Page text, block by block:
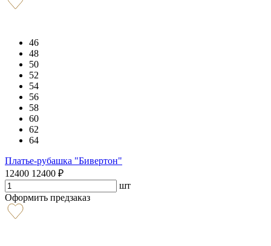
46
48
50
52
54
56
58
60
62
64
Платье-рубашка "Бивертон"
12400 12400 ₽
шт
Оформить предзаказ